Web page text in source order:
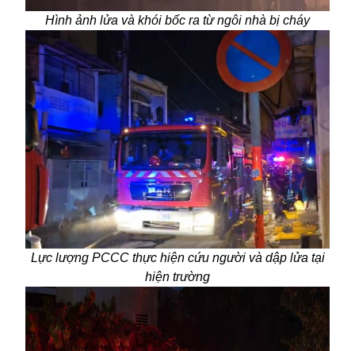
Hình ảnh lửa và khói bốc ra từ ngôi nhà bị cháy
Lực lượng PCCC thực hiện cứu người và dập lửa tại
hiện trường